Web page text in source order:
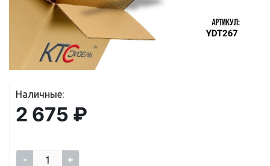
Наличные:
2 675 ₽
- +